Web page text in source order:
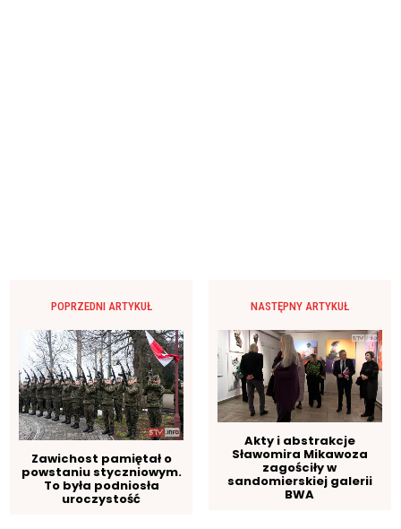
POPRZEDNI ARTYKUŁ
Zawichost pamiętał o
powstaniu styczniowym.
To była podniosła
uroczystość
NASTĘPNY ARTYKUŁ
Akty i abstrakcje
Sławomira Mikawoza
zagościły w
sandomierskiej galerii
BWA